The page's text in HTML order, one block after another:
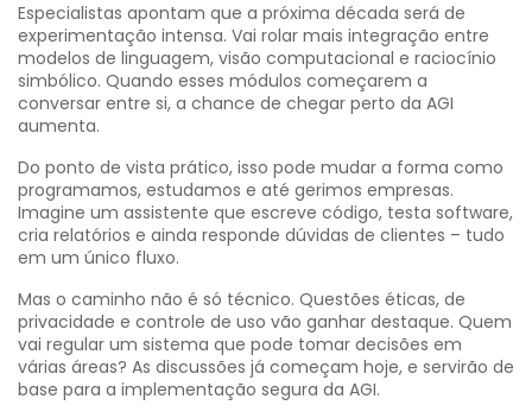
Especialistas apontam que a próxima década será de
experimentação intensa. Vai rolar mais integração entre
modelos de linguagem, visão computacional e raciocínio
simbólico. Quando esses módulos começarem a
conversar entre si, a chance de chegar perto da AGI
aumenta.
Do ponto de vista prático, isso pode mudar a forma como
programamos, estudamos e até gerimos empresas.
Imagine um assistente que escreve código, testa software,
cria relatórios e ainda responde dúvidas de clientes – tudo
em um único fluxo.
Mas o caminho não é só técnico. Questões éticas, de
privacidade e controle de uso vão ganhar destaque. Quem
vai regular um sistema que pode tomar decisões em
várias áreas? As discussões já começam hoje, e servirão de
base para a implementação segura da AGI.